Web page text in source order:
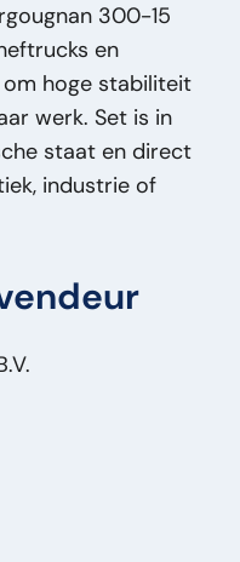
300-
– Goede Staat
–
300-15
en
om hoge stabiliteit
werk. Set is in
staat en direct
industrie of